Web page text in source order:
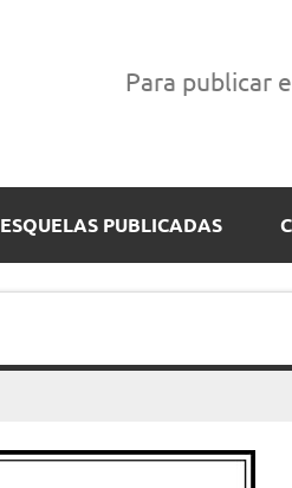
Para publicar
ESQUELAS PUBLICADAS